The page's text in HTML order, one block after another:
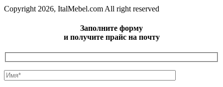
Copyright 2026, ItalMebel.com All right reserved
Заполните форму
и получите прайс на почту